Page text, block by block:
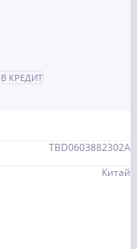
КРЕДИТ
TBD0603882302A
Китай